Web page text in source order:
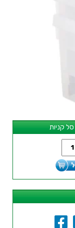
סל קניות